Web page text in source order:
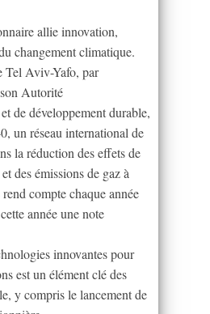
allie innovation,
changement climatique.
Tel Aviv-Yafo, par
Autorité
de développement durable,
un réseau international de
la réduction des effets de
des émissions de gaz à
compte chaque année
année une note
innovantes pour
est un élément clé des
y compris le lancement de